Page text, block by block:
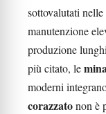
sottovalutati
manutenzione
produzione
più citato, le
moderni
corazzatonon è